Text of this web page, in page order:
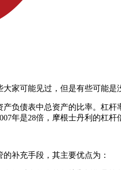
大家可能见过，但是有些可能
负债表中总资产的比率。杠
年是28倍，摩根士丹利的杠杆
补充手段，其主要优点为：